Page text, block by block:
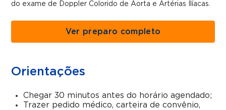
do exame de Doppler Colorido de Aorta e Artérias Ilíacas.
Ver preparo completo
Orientações
Chegar 30 minutos antes do horário agendado;
Trazer pedido médico, carteira de convênio,